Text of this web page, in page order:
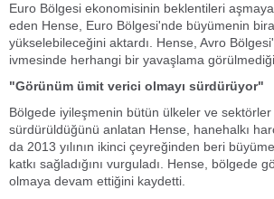
Euro Bölgesi ekonomisinin beklentileri
eden Hense, Euro Bölgesi'nde büyümenin
yükselebileceğini aktardı. Hense, Avro
ivmesinde herhangi bir yavaşlama
"Görünüm ümit verici olmayı sürdürüyor"
Bölgede iyileşmenin bütün ülkeler ve sektörler
sürdürüldüğünü anlatan Hense, hanehalkı
da 2013 yılının ikinci çeyreğinden beri
katkı sağladığını vurguladı. Hense, bölgede
olmaya devam ettiğini kaydetti.